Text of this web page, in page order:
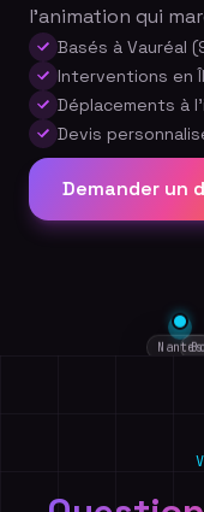
l'animation qui
Basés à Vauréal
Interventions en
Déplacements à
Devis
Demander un
Nantes